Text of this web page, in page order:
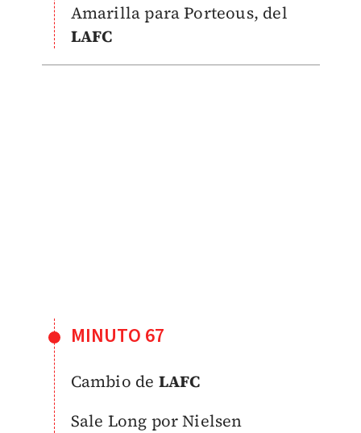
Amarilla para Porteous, del
LAFC
MINUTO 67
Cambio de LAFC
Sale Long por Nielsen